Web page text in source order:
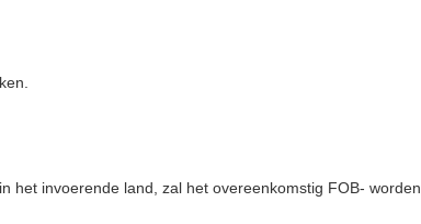
het invoerende land, zal het overeenkomstig FOB- worden